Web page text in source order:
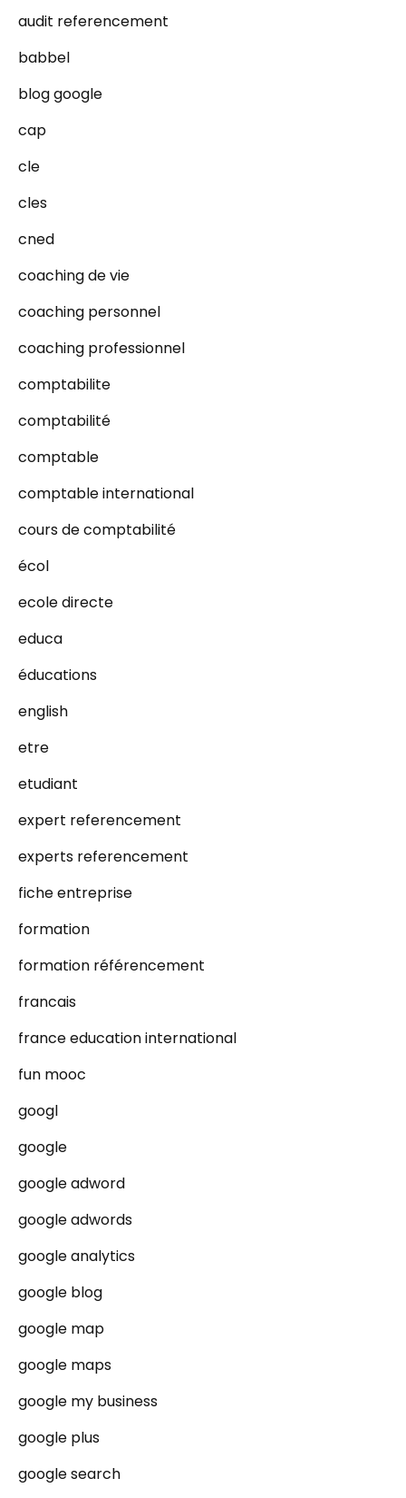
audit referencement
babbel
blog google
cap
cle
cles
cned
coaching de vie
coaching personnel
coaching professionnel
comptabilite
comptabilité
comptable
comptable international
cours de comptabilité
écol
ecole directe
educa
éducations
english
etre
etudiant
expert referencement
experts referencement
fiche entreprise
formation
formation référencement
francais
france education international
fun mooc
googl
google
google adword
google adwords
google analytics
google blog
google map
google maps
google my business
google plus
google search